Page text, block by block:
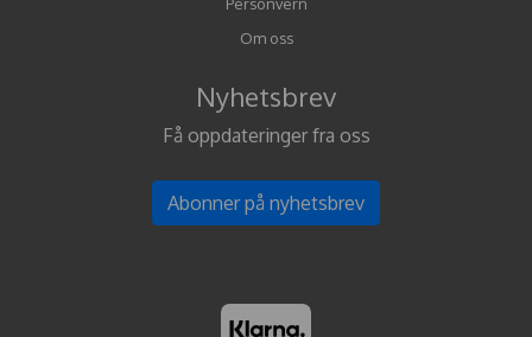
Om oss
Nyhetsbrev
Få oppdateringer fra oss
Abonner på nyhetsbrev